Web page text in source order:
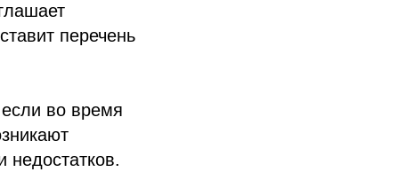
перечень
во время
недостатков.